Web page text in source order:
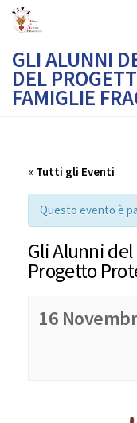
Salta al contenuto
GLI ALUNNI
DEL
FAMIGLIE
« Tutti gli Eventi
Questo evento è
Gli Alunni
Progetto
16